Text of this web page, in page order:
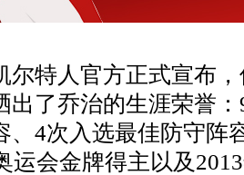
特人官方正式宣布，
出了乔治的生涯荣誉
、4次入选最佳防守阵
运会金牌得主以及